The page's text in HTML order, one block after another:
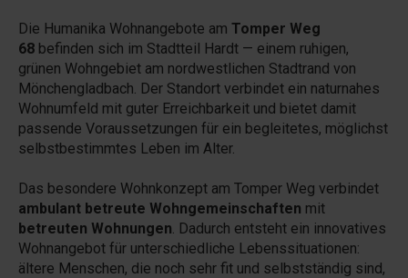
Die Humanika Wohnangebote am Tomper Weg
68 befinden sich im Stadtteil Hardt — einem ruhigen,
grünen Wohngebiet am nordwestlichen Stadtrand von
Mönchengladbach. Der Standort verbindet ein naturnahes
Wohnumfeld mit guter Erreichbarkeit und bietet damit
passende Voraussetzungen für ein begleitetes, möglichst
selbstbestimmtes Leben im Alter.
Das besondere Wohnkonzept am Tomper Weg verbindet
ambulant betreute Wohngemeinschaften mit
betreuten Wohnungen. Dadurch entsteht ein innovatives
Wohnangebot für unterschiedliche Lebenssituationen:
ältere Menschen, die noch sehr fit und selbstständig sind,